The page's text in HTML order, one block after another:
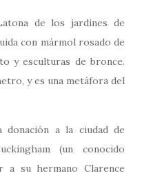
de los jardines de
con mármol rosado de
y esculturas de bronce.
y es una metáfora del
donación a la ciudad de
(un conocido
a su hermano Clarence